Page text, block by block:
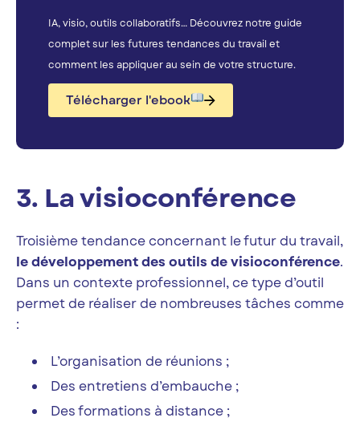
IA, visio, outils collaboratifs… Découvrez notre guide
complet sur les futures tendances du travail et
comment les appliquer au sein de votre structure.
Télécharger l'ebook
3. La visioconférence
Troisième tendance concernant le futur du travail,
le développement des outils de visioconférence.
Dans un contexte professionnel, ce type d’outil
permet de réaliser de nombreuses tâches comme
:
L’organisation de réunions ;
Des entretiens d’embauche ;
Des formations à distance ;